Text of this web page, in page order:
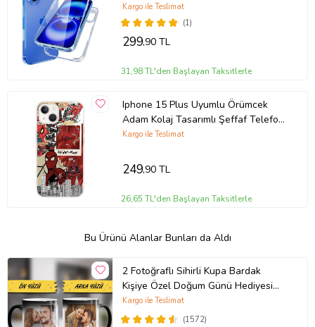
(1)
Kargo ile Teslimat
299,90 TL
31,98 TL'den Başlayan Taksitlerle
Iphone 15 Plus Uyumlu Örümcek
Adam Kolaj Tasarımlı Şeffaf Telefon
Kılıfı
Kargo ile Teslimat
249,90 TL
26,65 TL'den Başlayan Taksitlerle
Bu Ürünü Alanlar Bunları da Aldı
2 Fotoğraflı Sihirli Kupa Bardak
Kişiye Özel Doğum Günü Hediyesi
Sevgiliye Hediye Anneye Babaya
Ablaya Abiye Kız Erkek Kardeşe
(1572)
Kargo ile Teslimat